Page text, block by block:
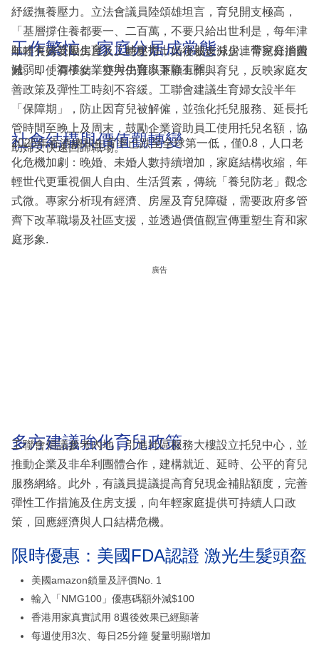
紓緩撫養壓力。立法會議員陸頌雄坦言，育兒開支極高，
「基層撐住養都要一、二百萬，不要只給出世利是，每年津
貼才有效鼓勵生育」。他更指出，小朋友減少連帶家庭消費
減弱，「酒樓結業亦與生育率下降有關」.
工作繁忙 家庭分居成常態
年輕夫婦受限房屋及工時壓力，婚後被迫分居、育兒分擔困
難。即使有子女，雙方仍難以兼顧工作與育兒，反映家庭友
善政策及彈性工時刻不容緩。工聯會建議生育婦女設半年
「保障期」，防止因育兒被解僱，並強化托兒服務、延長托
管時間至晚上及周末，鼓勵企業資助員工使用托兒名額，協
助婦女快速回歸職場。
社會結構與價值觀轉變
2025年香港總和生育率已跌至全球第一低，僅0.8，人口老
化危機加劇：晚婚、未婚人數持續增加，家庭結構收縮，年
輕世代更重視個人自由、生活質素，傳統「養兒防老」觀念
式微。專家分析現有經濟、房屋及育兒障礙，需要政府多管
齊下改革職場及社區支援，並透過價值觀宣傳重塑生育和家
庭形象.
廣告
多方建議強化育兒政策
工聯會倡議參考內地，引進社區服務大樓設立托兒中心，並
推動企業及非牟利團體合作，建構就近、延時、公平的育兒
服務網絡。此外，有議員提議提高育兒現金補貼額度，完善
彈性工作措施及住房支援，向年輕家庭提供可持續人口政
策，回應經濟與人口結構危機。
限時優惠：美國FDA認證 激光生髮頭盔
美國amazon鎖量及評價No. 1
輸入「NMG100」優惠碼額外減$100
香港用家真實試用 8週後效果已經顯著
每週使用3次、每日25分鐘 髮量明顯增加